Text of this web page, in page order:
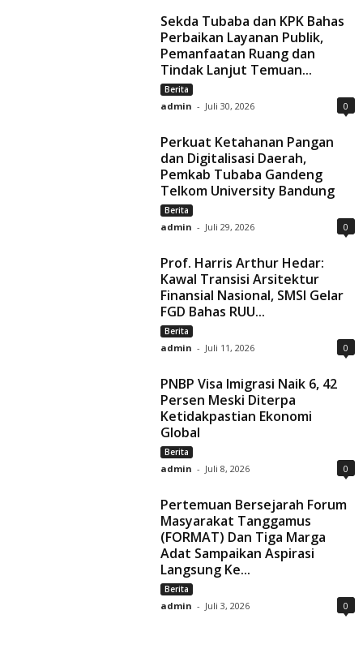
Sekda Tubaba dan KPK Bahas
Perbaikan Layanan Publik,
Pemanfaatan Ruang dan
Tindak Lanjut Temuan...
Berita
admin - Juli 30, 2026 0
Perkuat Ketahanan Pangan
dan Digitalisasi Daerah,
Pemkab Tubaba Gandeng
Telkom University Bandung
Berita
admin - Juli 29, 2026 0
Prof. Harris Arthur Hedar:
Kawal Transisi Arsitektur
Finansial Nasional, SMSI Gelar
FGD Bahas RUU...
Berita
admin - Juli 11, 2026 0
PNBP Visa Imigrasi Naik 6, 42
Persen Meski Diterpa
Ketidakpastian Ekonomi
Global
Berita
admin - Juli 8, 2026 0
Pertemuan Bersejarah Forum
Masyarakat Tanggamus
(FORMAT) Dan Tiga Marga
Adat Sampaikan Aspirasi
Langsung Ke...
Berita
admin - Juli 3, 2026 0